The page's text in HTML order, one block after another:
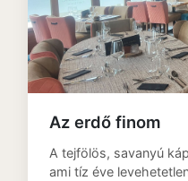
Az erdő finom
A tejfölös, savanyú
ami tíz éve